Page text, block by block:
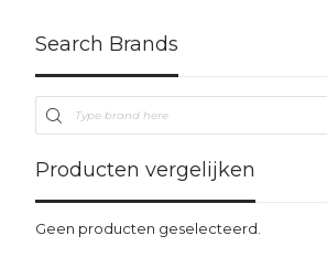
Search Brands
Producten vergelijken
Geen producten geselecteerd.